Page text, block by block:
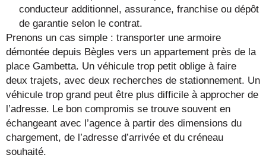
conducteur additionnel, assurance, franchise ou dépôt
de garantie selon le contrat.
Prenons un cas simple : transporter une armoire
démontée depuis Bègles vers un appartement près de la
place Gambetta. Un véhicule trop petit oblige à faire
deux trajets, avec deux recherches de stationnement. Un
véhicule trop grand peut être plus difficile à approcher de
l’adresse. Le bon compromis se trouve souvent en
échangeant avec l’agence à partir des dimensions du
chargement, de l’adresse d’arrivée et du créneau
souhaité.